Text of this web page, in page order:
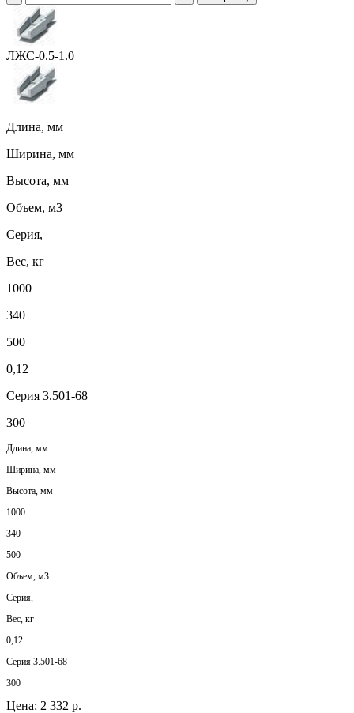
ЛЖС-0.5-1.0
Длина, мм
Ширина, мм
Высота, мм
Объем, м3
Серия,
Вес, кг
1000
340
500
0,12
Серия 3.501-68
300
Длина, мм
Ширина, мм
Высота, мм
1000
340
500
Объем, м3
Серия,
Вес, кг
0,12
Серия 3.501-68
300
Цена: 2 332 р.